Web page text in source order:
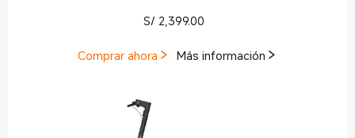
S/ 2,399.00
Comprar ahora Más información